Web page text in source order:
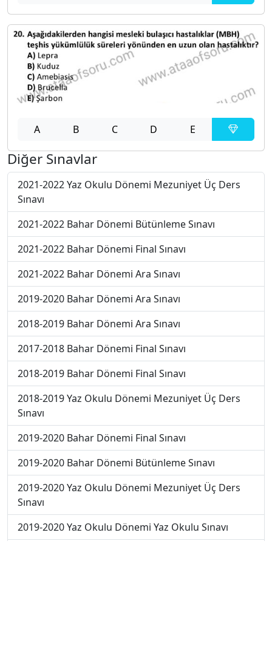
A B C D E
Diğer Sınavlar
2021-2022 Yaz Okulu Dönemi Mezuniyet Üç Ders
Sınavı
2021-2022 Bahar Dönemi Bütünleme Sınavı
2021-2022 Bahar Dönemi Final Sınavı
2021-2022 Bahar Dönemi Ara Sınavı
2019-2020 Bahar Dönemi Ara Sınavı
2018-2019 Bahar Dönemi Ara Sınavı
2017-2018 Bahar Dönemi Final Sınavı
2018-2019 Bahar Dönemi Final Sınavı
2018-2019 Yaz Okulu Dönemi Mezuniyet Üç Ders
Sınavı
2019-2020 Bahar Dönemi Final Sınavı
2019-2020 Bahar Dönemi Bütünleme Sınavı
2019-2020 Yaz Okulu Dönemi Mezuniyet Üç Ders
Sınavı
2019-2020 Yaz Okulu Dönemi Yaz Okulu Sınavı